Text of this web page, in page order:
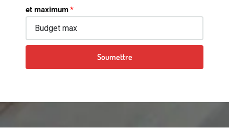
et maximum
Soumettre